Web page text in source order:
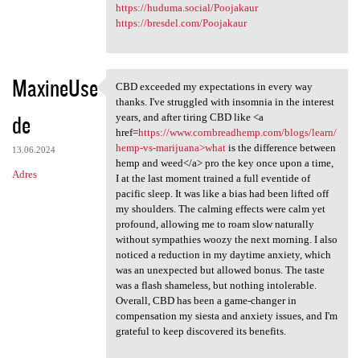
https://huduma.social/Poojakaur
https://bresdel.com/Poojakaur
MaxineUse
de
13.06.2024
Adres
CBD exceeded my expectations
CBD exceeded my expectations in every way
thanks. I've struggled with insomnia in the interest
years, and after tiring CBD like <a
href=https://www.cornbreadhemp.com/blogs/learn/
hemp-vs-marijuana>whatis the difference between
hemp and weed</a> pro the key once upon a time,
I at the last moment trained a full eventide of
pacific sleep. It was like a bias had been lifted off
my shoulders. The calming effects were calm yet
profound, allowing me to roam slow naturally
without sympathies woozy the next morning. I also
noticed a reduction in my daytime anxiety, which
was an unexpected but allowed bonus. The taste
was a flash shameless, but nothing intolerable.
Overall, CBD has been a game-changer in
compensation my siesta and anxiety issues, and I'm
grateful to keep discovered its benefits.